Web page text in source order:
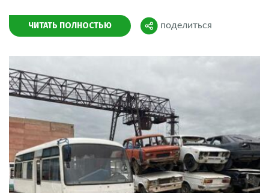
ЧИТАТЬ ПОЛНОСТЬЮ Поделиться
поделиться